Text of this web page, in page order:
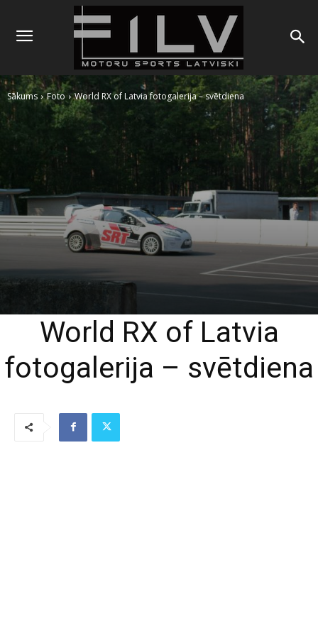
Sākums Foto World RX of Latvia fotogalerija – svētdiena
World RX of Latvia
fotogalerija – svētdiena